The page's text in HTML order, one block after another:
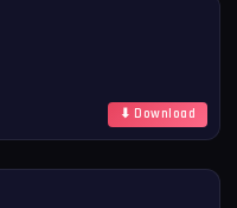
⬇ Download